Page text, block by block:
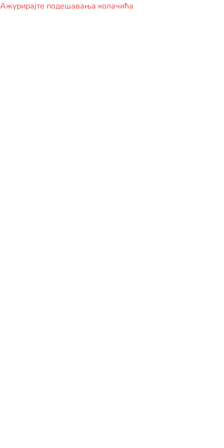
Ажурирајте подешавања колачића